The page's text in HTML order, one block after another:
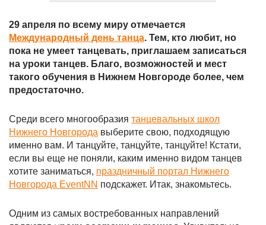
29 апреля по всему миру отмечается
Международный день танца. Тем, кто любит, но
пока не умеет танцевать, приглашаем записаться
на уроки танцев. Благо, возможностей и мест
такого обучения в Нижнем Новгороде более, чем
предостаточно.
Среди всего многообразия танцевальных школ
Нижнего Новгорода выберите свою, подходящую
именно вам. И танцуйте, танцуйте, танцуйте! Кстати,
если вы еще не поняли, каким именно видом танцев
хотите заниматься, праздничный портал Нижнего
Новгорода EventNN подскажет. Итак, знакомьтесь.
Одним из самых востребованных направлений